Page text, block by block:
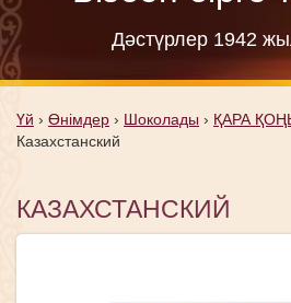
Дәстүрлер 1942
Үй › Өнімдер › Шоколады › ҚАРА
Казахстанский
КАЗАХСТАНСКИЙ